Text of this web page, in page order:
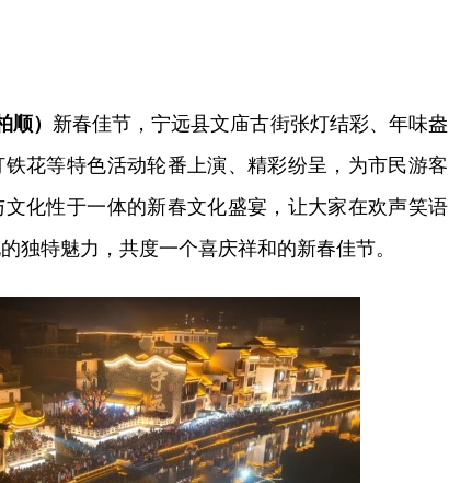
） 新春佳节，宁远县文庙古街张灯结彩、年味盎
花等特色活动轮番上演、精彩纷呈，为市民游客
化性于一体的新春文化盛宴，让大家在欢声笑语
独特魅力，共度一个喜庆祥和的新春佳节。